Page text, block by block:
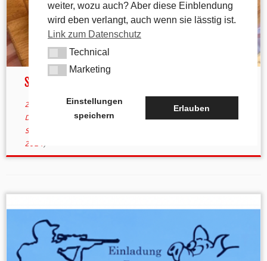
Saukopfessen 2024
25. September 2024inAktuelles Gastronomie
verschlagwortet
Drechslerei Appel/Erwin Appel Heuchling/Saukopfessen/
Schützenverein Silberdistel
2024)
weiter, wozu auch? Aber diese Einblendung
wird eben verlangt, auch wenn sie lässtig ist.
Link zum Datenschutz
TechnicalTechnical
MarketingMarketing
Einstellungen
speichern
Erlauben